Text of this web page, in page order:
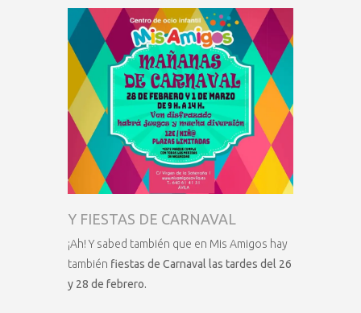
Y FIESTAS DE CARNAVAL
¡Ah! Y sabed también que en Mis Amigos hay
también fiestas de Carnaval las tardes del 26
y 28 de febrero.